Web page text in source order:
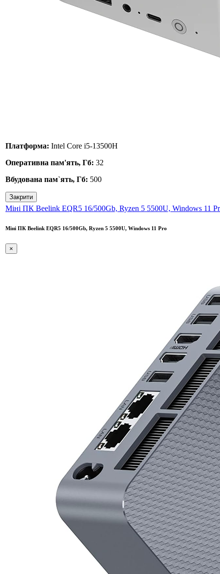
Платформа: Intel Core i5-13500H
Оперативна пам'ять, Гб: 32
Вбудована пам`ять, Гб: 500
Закрити
Міні ПК Beelink EQR5 16/500Gb, Ryzen 5 5500U, Windows 11
Міні ПК Beelink EQR5 16/500Gb, Ryzen 5 5500U, Windows 11 Pro
×